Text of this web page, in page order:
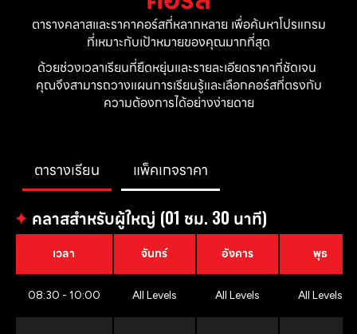
ตารางคลาสและราคาคอร์สที่หลากหลาย เพื่อค้นหาโปรแกรม
ที่เหมาะกับเป้าหมายของคุณมากที่สุด
ด้วยช่วงเวลาเรียนที่ยืดหยุ่นและรายละเอียดราคาที่ชัดเจน
คุณจึงสามารถวางแผนการเรียนรู้และเลือกคอร์สที่ตรงกับ
ความต้องการได้อย่างง่ายดาย
ตารางเรียน แพ็คเกจราคา
✦ คลาสสำหรับผู้ใหญ่ (01 ชม. 30 นาที)
เวลา จันทร์ อังคาร พุธ
08:30 - 10:00 All Levels All Levels All Levels